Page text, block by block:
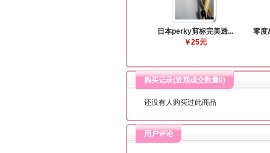
日本perky剪标完美透...
￥25元
零度
购买记录(近期成交数量0)
还没有人购买过此商品
用户评论